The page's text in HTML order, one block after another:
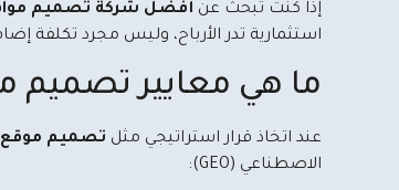
إذا كنت تبحث عن أفضل شركة تصميم
استثمارية تدر الأرباح، وليس مجرد تكلفة
ما هي معايير تصميم
عند اتخاذ قرار استراتيجي مثل تصميم
الاصطناعي (GEO):